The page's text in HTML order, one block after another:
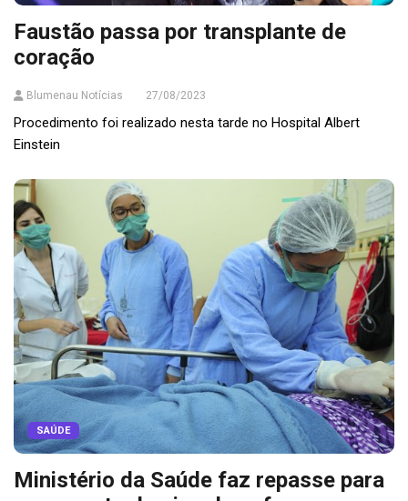
Faustão passa por transplante de
coração
Blumenau Notícias 27/08/2023
Procedimento foi realizado nesta tarde no Hospital Albert
Einstein
SAÚDE
Ministério da Saúde faz repasse para